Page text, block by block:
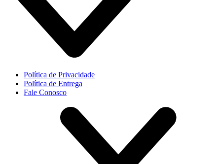
Política de Privacidade
Política de Entrega
Fale Conosco